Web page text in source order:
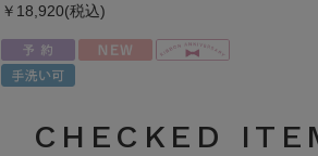
￥18,920(税込)
CHECKED